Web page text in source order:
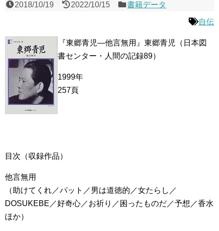
2018/10/19 2022/10/15 書籍データ
自伝
『東郷青児―他言無用』東郷青児（日本図
書センター・人間の記録89）
1999年
257頁
目次（収録作品）
他言無用
（助けてくれ／パット／男は道徳的／女たらし／
DOSUKEBE／好奇心／お祈り／困ったものだ／予想／香水
ほか）